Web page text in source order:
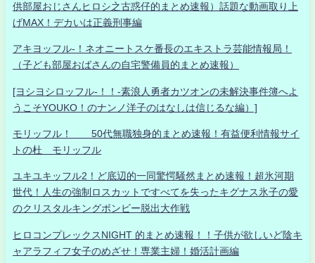
供部屋おじさんヒロシ之古惑仔的まとめ速報）話題な動画取り上
げMAX！デカいは正義刑事編
アキヨッフル-！ネオニートスケ番長のエキストラ芸能情報局！
（子ども部屋おばさんの自宅警備員的まとめ速報）
[ヨシヨシロッフル-！！-素浪人勇者カツオンの未解決事件簿へよ
うこそYOUKO！のナンノ洋子のはなしは信じるな編）]
モリッフル！ 50代無職独身的まとめ速報！有益便利情報サイ
トの杜 モリッフル
ユキユキッフル2！ど底辺的一同驚愕騒然まとめ速報！超氷河期
世代！人生の強制ロスカットですべてを失ったキグナス氷子の愛
のクリスタルキングボンビー脱出大作戦
ヒロコンプレックスNIGHT 的まとめ速報！！子供が欲しいど陰キ
ャアラフィフ女子のめざせ！専業主婦！婚活計画編